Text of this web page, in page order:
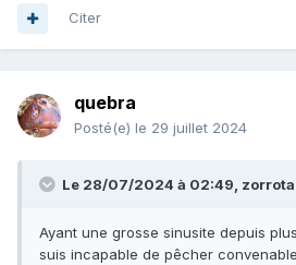
Citer
quebra
Posté(e) le 29 juillet 2024
Le 28/07/2024 à 02:49,
Ayant une grosse sinusite depuis
suis incapable de pêcher